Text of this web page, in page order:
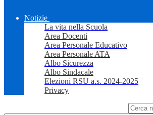
Notizie
La vita nella Scuola
Area Docenti
Area Personale Educativo
Area Personale ATA
Albo Sicurezza
Albo Sindacale
Elezioni RSU a.s. 2024-2025
Privacy